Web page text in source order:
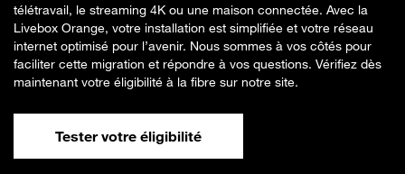
télétravail, le streaming 4K ou une maison connectée. Avec la
Livebox Orange, votre installation est simplifiée et votre réseau
internet optimisé pour l’avenir. Nous sommes à vos côtés pour
faciliter cette migration et répondre à vos questions. Vérifiez dès
maintenant votre éligibilité à la fibre sur notre site.
Tester votre éligibilité